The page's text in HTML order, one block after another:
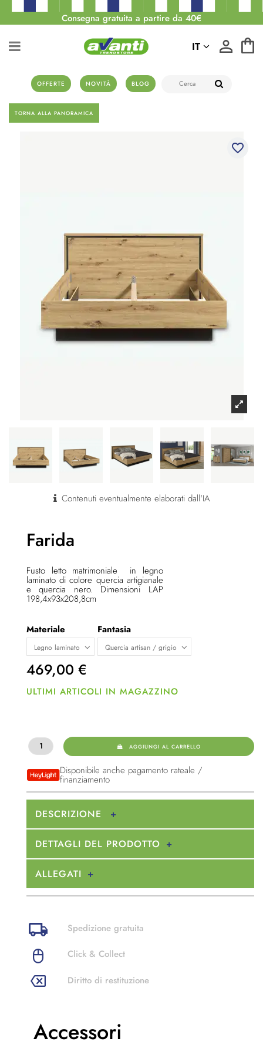
Consegna gratuita a partire da 40€
OFFERTE NOVITÀ BLOG
IT
TORNA ALLA PANORAMICA
favorite_border
Contenuti eventualmente elaborati dall'IA
Farida
Fusto letto matrimoniale in legno
laminato di colore quercia artigianale
e quercia nero. Dimensioni LAP
198,4x93x208,8cm
Materiale Fantasia
469,00 €
ULTIMI ARTICOLI IN MAGAZZINO
AGGIUNGI AL CARRELLO
Disponibile anche pagamento rateale /
finanziamento
DESCRIZIONE
DETTAGLI DEL PRODOTTO
ALLEGATI
Spedizione gratuita
Click & Collect
Diritto di restituzione
Accessori